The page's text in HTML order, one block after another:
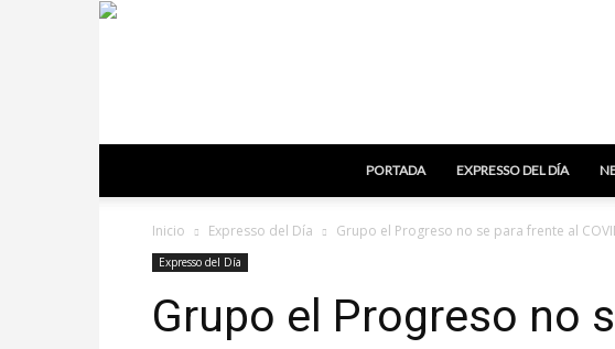
PORTADA EXPRESSO DEL DÍA
Inicio Expresso del Día Grupo el Progreso no se para frente al
Expresso del Día
Grupo el Progreso no